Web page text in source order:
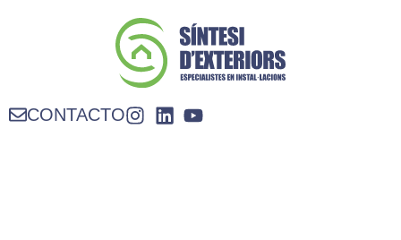
CONTACTO